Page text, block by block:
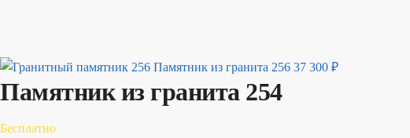
Памятник из гранита 256 37 300 ₽
Памятник из гранита 254
Бесплатно